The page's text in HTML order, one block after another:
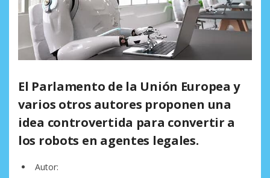
El Parlamento de la Unión Europea y
varios otros autores proponen una
idea controvertida para convertir a
los robots en agentes legales.
Autor: